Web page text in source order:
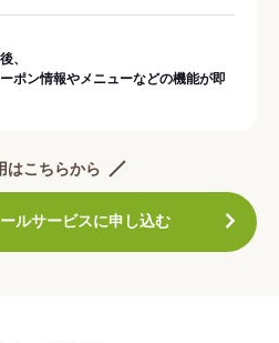
、
ポン情報やメニューなどの機能が即
はこちらから
ルサービスに申し込む